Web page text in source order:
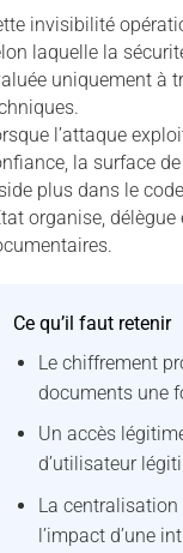
invisibilité
laquelle la
uniquement à
l’attaque
la surface
plus dans le
organise,
Ce qu’il faut retenir
Le chiffrement
documents une
Un accès
d’utilisateur
La
l’impact d’une